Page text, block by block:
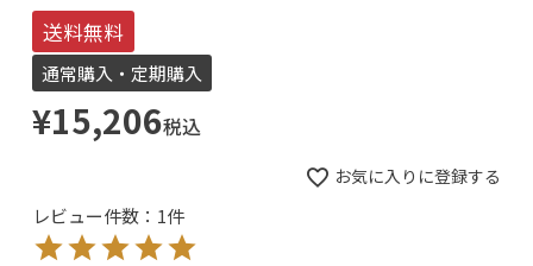
送料無料
通常購入・定期購入
¥15,206税込
お気に入りに登録する
レビュー件数：1件